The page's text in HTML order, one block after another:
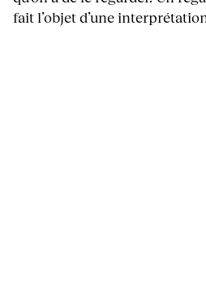
fait l’objet d’une